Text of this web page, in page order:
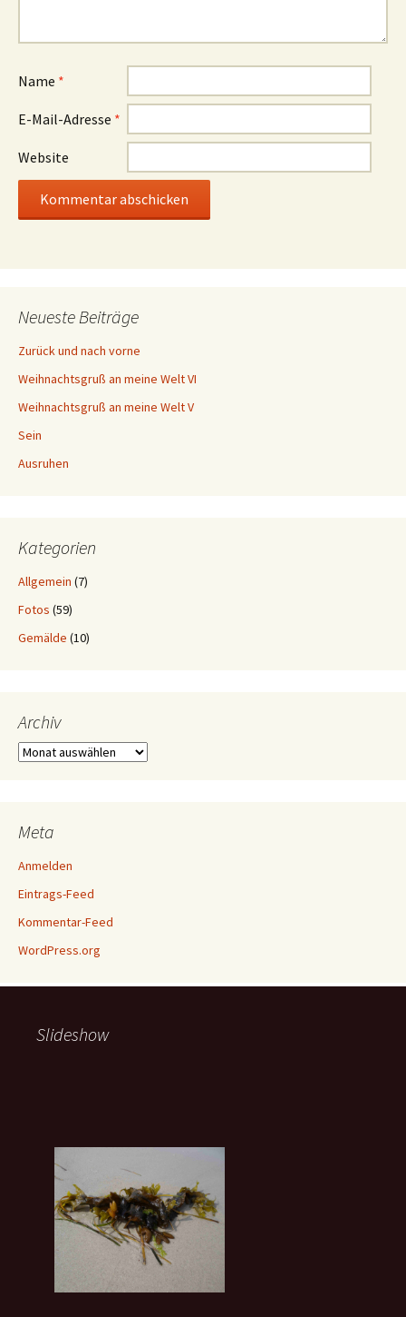
Name *
E-Mail-Adresse *
Website
Neueste Beiträge
Zurück und nach vorne
Weihnachtsgruß an meine Welt VI
Weihnachtsgruß an meine Welt V
Sein
Ausruhen
Kategorien
Allgemein (7)
Fotos (59)
Gemälde (10)
Archiv
Archiv
Meta
Anmelden
Eintrags-Feed
Kommentar-Feed
WordPress.org
Slideshow